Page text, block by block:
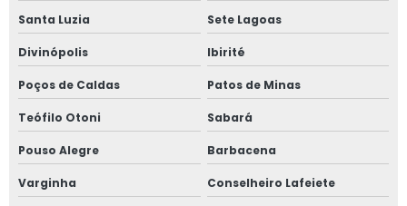
Gerenciamento de obra valor
Gerenciamento de obras na construção civil
Gerenciamento e acompanhamento de obras
Gerenciamento e fiscalização de obras
Gestão de obra
Gestão de obras e projetos
Santa Luzia Sete Lagoas
Divinópolis Ibirité
Poços de Caldas Patos de Minas
Teófilo Otoni Sabará
Pouso Alegre Barbacena
Varginha Conselheiro Lafeiete